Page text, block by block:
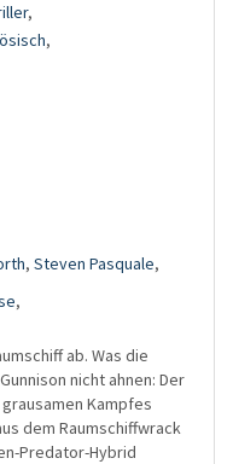
,
,
, Steven Pasquale,
,
ab. Was die
nicht ahnen: Der
Kampfes
dem Raumschiffwrack
Predator-Hybrid